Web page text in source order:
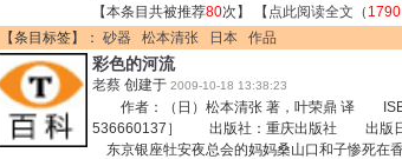
【本条目共被推荐80次】 【 点此阅读全文 （ 1790
【条目标签】： 砂器 松本清张 日本 作品
彩色的河流
老蔡 创建于 2009-10-18 13:38:23
作者：（日）松本清张 著，叶荣鼎 译
536660137］ 出版社：重庆出版社 出版
东京银座牡安夜总会的妈妈桑山口和子惨死在